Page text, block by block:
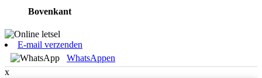
Bovenkant
E-mail verzenden
WhatsAppen
x